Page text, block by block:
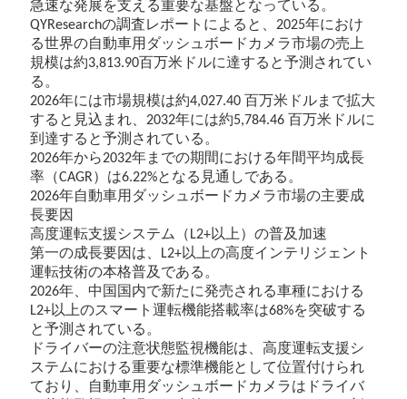
急速な発展を支える重要な基盤となっている。
QYResearchの調査レポートによると、 2025年におけ
る世界の自動車用ダッシュボードカメラ市場の売上
規模は約3,813.90百万米ドルに達すると予測されてい
る。
2026年には市場規模は約4,027.40 百万米ドルまで拡大
すると見込まれ、 2032年には約5,784.46 百万米ドルに
到達すると予測されている。
2026年から2032年までの期間における年間平均成長
率（CAGR）は6.22%となる見通しである。
2026年自動車用ダッシュボードカメラ市場の主要成
長要因
高度運転支援システム（ L2+以上）の普及加速
第一の成長要因は、
L2+以上の高度インテリジェント
運転技術の本格普及である。
2026年、中国国内で新たに発売される車種における
L2+以上のスマート運転機能搭載率は68%を突破する
と予測されている。
ドライバーの注意状態監視機能は、高度運転支援シ
ステムにおける重要な標準機能として位置付けられ
ており、自動車用ダッシュボードカメラはドライバ